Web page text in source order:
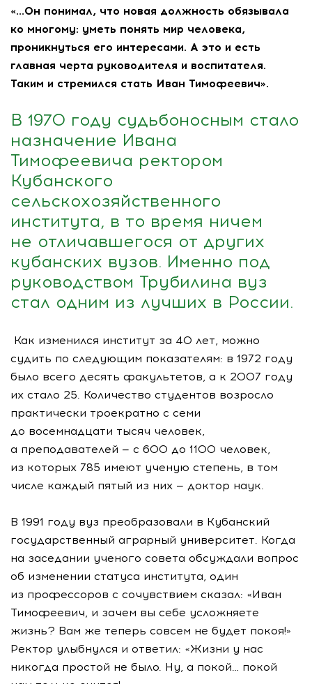
«…Он понимал, что новая должность обязывала
ко многому: уметь понять мир человека,
проникнуться его интересами. А это и есть
главная черта руководителя и воспитателя.
Таким и стремился стать Иван Тимофеевич».
В 1970 году судьбоносным стало
назначение Ивана
Тимофеевича ректором
Кубанского
сельскохозяйственного
института, в то время ничем
не отличавшегося от других
кубанских вузов. Именно под
руководством Трубилина вуз
стал одним из лучших в России.
Как изменился институт за 40 лет, можно
судить по следующим показателям: в 1972 году
было всего десять факультетов, а к 2007 году
их стало 25. Количество студентов возросло
практически троекратно с семи
до восемнадцати тысяч человек,
а преподавателей — с 600 до 1100 человек,
из которых 785 имеют ученую степень, в том
числе каждый пятый из них — доктор наук.
В 1991 году вуз преобразовали в Кубанский
государственный аграрный университет. Когда
на заседании ученого совета обсуждали вопрос
об изменении статуса института, один
из профессоров с сочувствием сказал: «Иван
Тимофеевич, и зачем вы себе усложняете
жизнь? Вам же теперь совсем не будет покоя!»
Ректор улыбнулся и ответил: «Жизни у нас
никогда простой не было. Ну, а покой… покой